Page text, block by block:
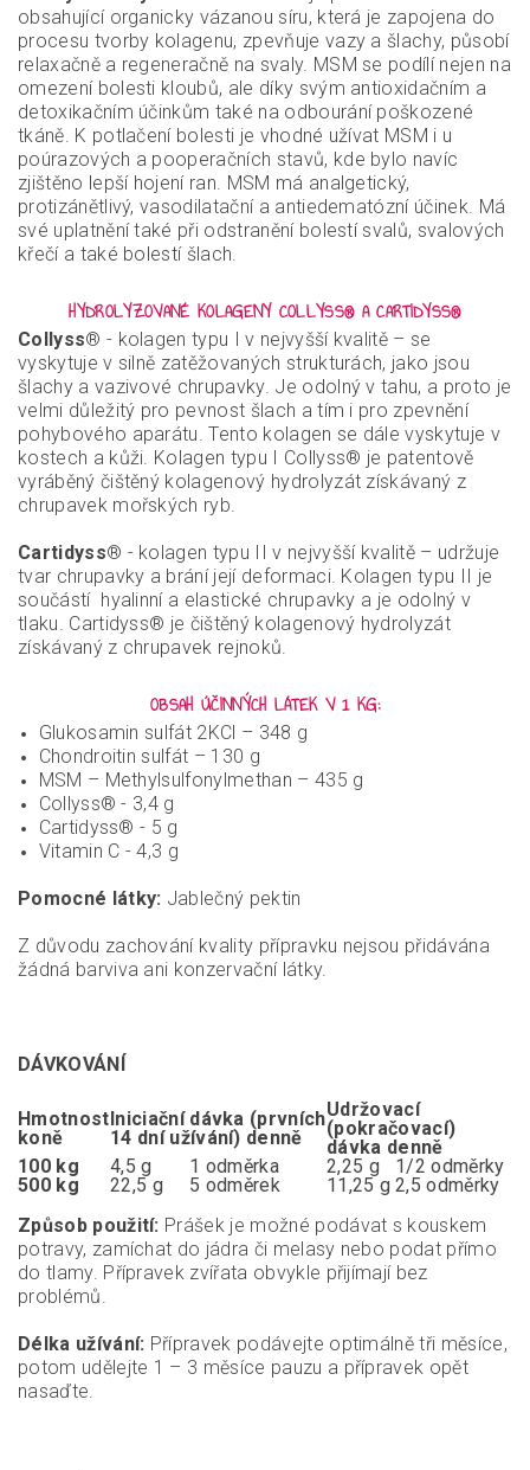
obsahující organicky vázanou síru, která je zapojena do
procesu tvorby kolagenu, zpevňuje vazy a šlachy, působí
relaxačně a regeneračně na svaly. MSM se podílí nejen na
omezení bolesti kloubů, ale díky svým antioxidačním a
detoxikačním účinkům také na odbourání poškozené
tkáně. K potlačení bolesti je vhodné užívat MSM i u
poúrazových a pooperačních stavů, kde bylo navíc
zjištěno lepší hojení ran. MSM má analgetický,
protizánětlivý, vasodilatační a antiedematózní účinek. Má
své uplatnění také při odstranění bolestí svalů, svalových
křečí a také bolestí šlach.
HYDROLYZOVANÉ KOLAGENY COLLYSS® A CARTIDYSS®
Collyss® - kolagen typu I v nejvyšší kvalitě – se
vyskytuje v silně zatěžovaných strukturách, jako jsou
šlachy a vazivové chrupavky. Je odolný v tahu, a proto je
velmi důležitý pro pevnost šlach a tím i pro zpevnění
pohybového aparátu. Tento kolagen se dále vyskytuje v
kostech a kůži. Kolagen typu I Collyss® je patentově
vyráběný čištěný kolagenový hydrolyzát získávaný z
chrupavek mořských ryb.
Cartidyss® - kolagen typu II v nejvyšší kvalitě – udržuje
tvar chrupavky a brání její deformaci. Kolagen typu II je
součástí hyalinní a elastické chrupavky a je odolný v
tlaku. Cartidyss® je čištěný kolagenový hydrolyzát
získávaný z chrupavek rejnoků.
OBSAH ÚČINNÝCH LÁTEK V 1 KG:
Glukosamin sulfát 2KCl – 348 g
Chondroitin sulfát – 130 g
MSM – Methylsulfonyl­methan – 435 g
Collyss® - 3,4 g
Cartidyss® - 5 g
Vitamin C - 4,3 g
Pomocné látky: Jablečný pektin
Z důvodu zachování kvality přípravku nejsou přidávána
žádná barviva ani konzervační látky.
DÁVKOVÁNÍ
Hmotnost
koně
Iniciační dávka (prvních
14 dní užívání) denně
Udržovací
(pokračovací)
dávka denně
100 kg
4,5 g 1 odměrka 2,25 g
1/2 odměrky
500 kg
22,5 g 5 odměrek 11,25 g 2,5 odměrky
Způsob použití: Prášek je možné podávat s kouskem
potravy, zamíchat do jádra či melasy nebo podat přímo
do tlamy. Přípravek zvířata obvykle přijímají bez
problémů.
Délka užívání: Přípravek podávejte optimálně tři měsíce,
potom udělejte 1 – 3 měsíce pauzu a přípravek opět
nasaďte.